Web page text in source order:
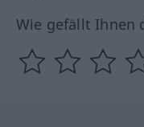
Wie gefällt Ihnen